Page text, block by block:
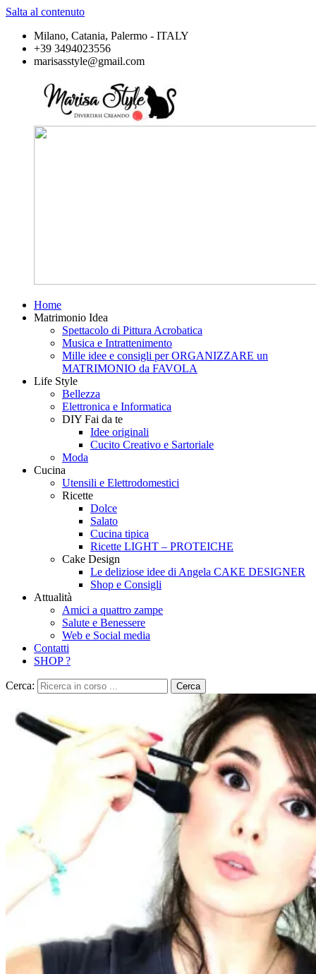
Salta al contenuto
Milano, Catania, Palermo - ITALY
+39 3494023556
marisasstyle@gmail.com
Marisa
Divertirsi
Home
Matrimonio Idea
Spettacolo di Pittura Acrobatica
Musica e Intrattenimento
Mille idee e consigli per ORGANIZZARE un
MATRIMONIO da FAVOLA
Life Style
Bellezza
Elettronica e Informatica
DIY Fai da te
Idee originali
Cucito Creativo e Sartoriale
Moda
Cucina
Utensili e Elettrodomestici
Ricette
Dolce
Salato
Cucina tipica
Ricette LIGHT – PROTEICHE
Cake Design
Le deliziose idee di Angela CAKE DESIGNER
Shop e Consigli
Attualità
Amici a quattro zampe
Salute e Benessere
Web e Social media
Contatti
SHOP ?
Cerca: Cerca